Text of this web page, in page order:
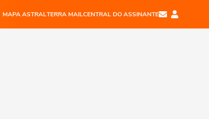
MAPA ASTRALTERRA MAILCENTRAL DO ASSINANTE